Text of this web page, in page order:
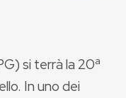
si terrà la 20ª
In uno dei